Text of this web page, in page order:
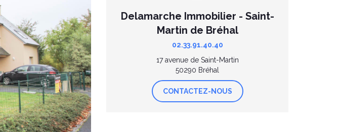
Delamarche Immobilier - Saint-
Martin de Bréhal
02.33.91.40.40
17 avenue de Saint-Martin
50290 Bréhal
CONTACTEZ-NOUS